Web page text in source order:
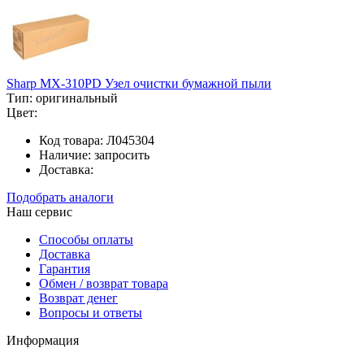
Sharp MX-310PD Узел очистки бумажной пыли
Тип: оригинальный
Цвет:
Код товара: Л045304
Наличие: запросить
Доставка:
Подобрать аналоги
Наш сервис
Способы оплаты
Доставка
Гарантия
Обмен / возврат товара
Возврат денег
Вопросы и ответы
Информация